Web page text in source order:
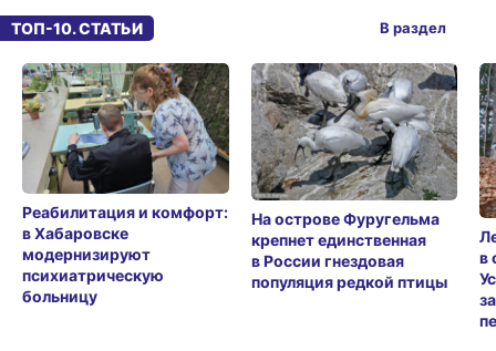
ТОП-10. СТАТЬИ
Реабилитация и комфорт:
в Хабаровске
модернизируют
психиатрическую
больницу
На острове Фуругельма
крепнет единственная
в России гнездовая
популяция редкой птицы
в
В раздел